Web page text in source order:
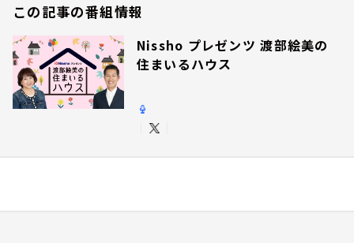
この記事の番組情報
Nissho プレゼンツ 渡部絵美の
住まいるハウス